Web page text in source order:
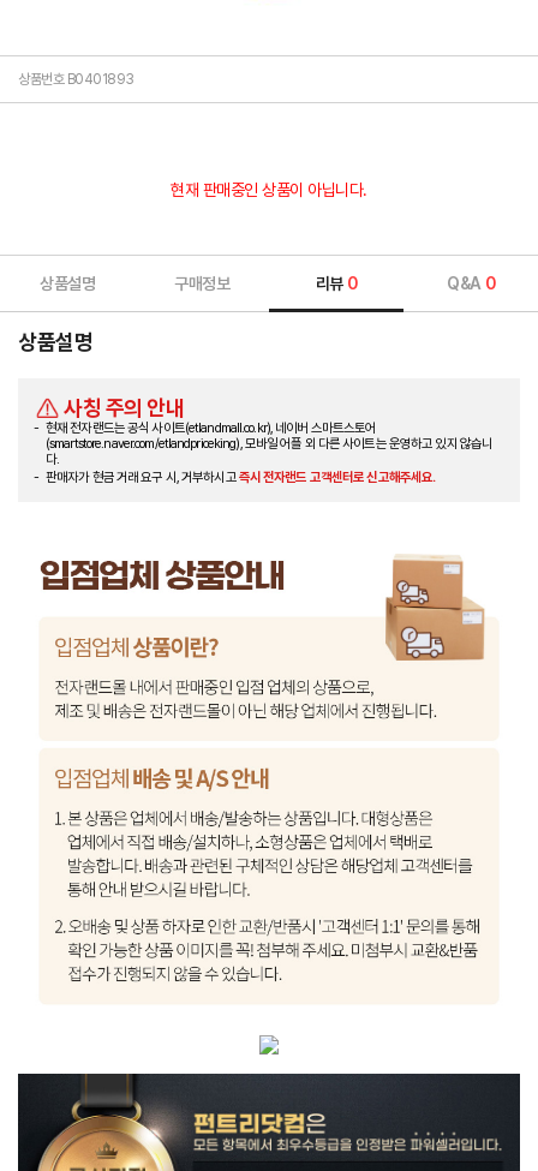
상품번호 B0401893
현재 판매중인 상품이 아닙니다.
상품설명 구매정보 리뷰 0 Q&A 0
상품설명
사칭 주의 안내
현재 전자랜드는 공식 사이트(etlandmall.co.kr), 네이버 스마트스토어
(smartstore.naver.com/etlandpriceking), 모바일 어플 외 다른 사이트는 운영하고 있지 않습니
다.
판매자가 현금 거래 요구 시, 거부하시고즉시 전자랜드 고객센터로 신고해주세요.